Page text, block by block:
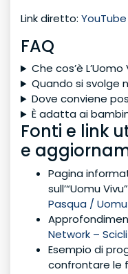
Link diretto:
FAQ
Che cos’è
Quando si svolge
Dove conviene
È adatta ai
Fonti e link
e
Pagina
sull’“Uomu
Pasqua /
Network – Scicli
Esempio di
confrontare le